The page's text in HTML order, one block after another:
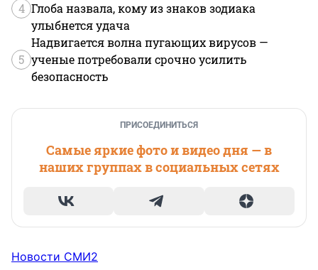
4 Глоба назвала, кому из знаков зодиака
улыбнется удача
5
Надвигается волна пугающих вирусов —
ученые потребовали срочно усилить
безопасность
ПРИСОЕДИНИТЬСЯ
Самые яркие фото и видео дня — в
наших группах в социальных сетях
Новости СМИ2